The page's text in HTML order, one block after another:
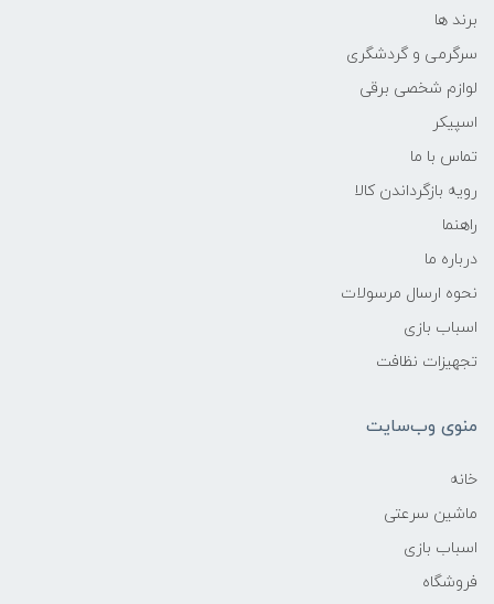
برند ها
سرگرمی و گردشگری
لوازم شخصی برقی
اسپیکر
تماس با ما
رویه بازگرداندن کالا
راهنما
درباره ما
نحوه ارسال مرسولات
اسباب بازی
تجهیزات نظافت
منوی وب‌سایت
خانه
ماشین سرعتی
اسباب بازی
فروشگاه